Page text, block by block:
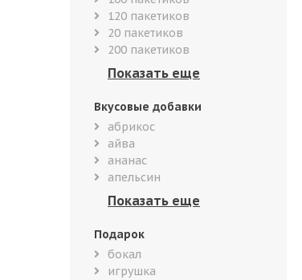
120 пакетиков
20 пакетиков
200 пакетиков
Вкусовые добавки
абрикос
айва
ананас
апельсин
Подарок
бокал
игрушка